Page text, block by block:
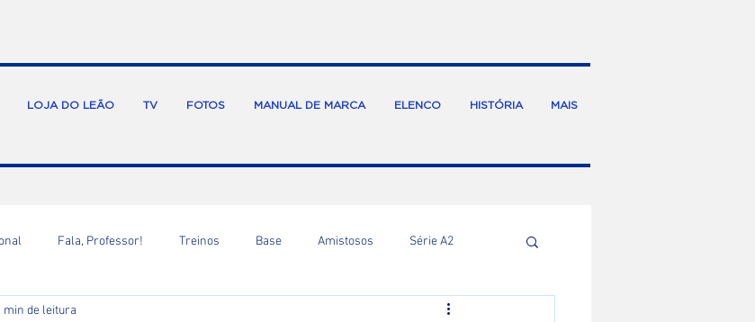
LOJA DO LEÃO TV FOTOS MANUAL DE MARCA ELENCO HISTÓRIA MAIS
Fala, Professor! Treinos Base Amistosos Série A2
min de leitura